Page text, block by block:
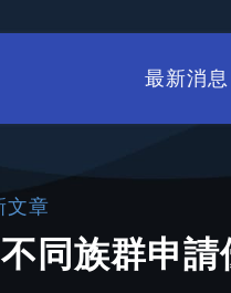
最新消息
文章
同族群申